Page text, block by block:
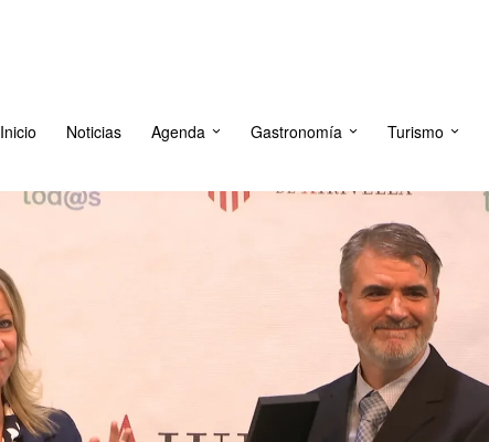
Inicio Noticias Agenda Gastronomía Turismo